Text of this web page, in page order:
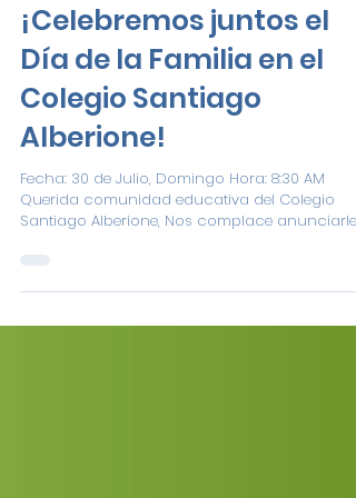
¡Celebremos juntos el
Día de la Familia en el
Colegio Santiago
Alberione!
Fecha: 30 de Julio, Domingo Hora: 8:30 AM
Querida comunidad educativa del Colegio
Santiago Alberione, Nos complace anunciarles